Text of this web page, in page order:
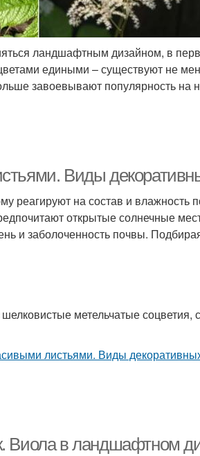
ландшафтным дизайном, в
едиными – существуют не
завоевывают популярность на
Виды
реагируют на состав и влажность
открытые солнечные
и заболоченность почвы.
метельчатые
Виола в ландшафтном